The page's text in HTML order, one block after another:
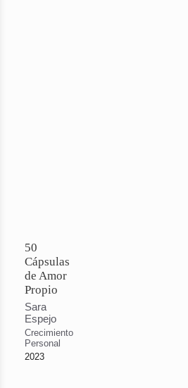
50
Cápsulas
de Amor
Propio
Sara
Espejo
Crecimiento
Personal
2023